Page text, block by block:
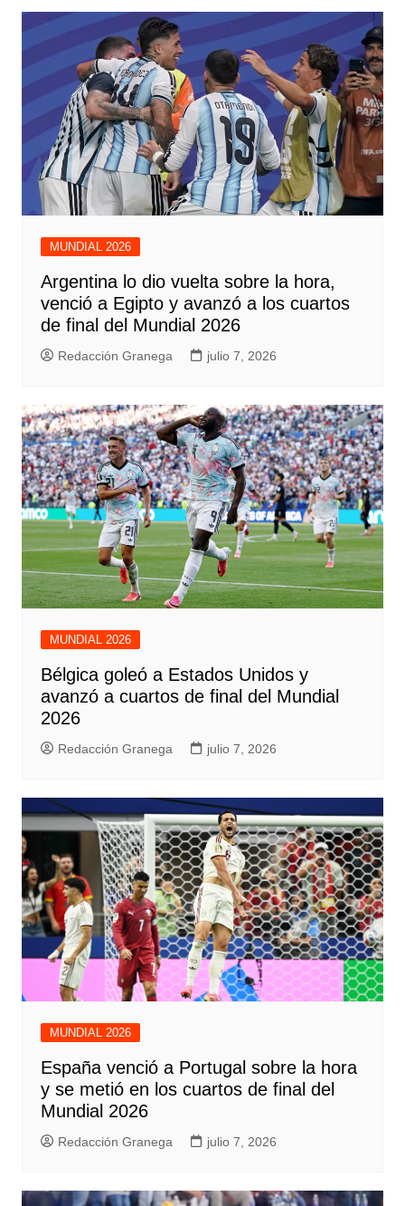
MUNDIAL 2026
Argentina lo dio vuelta sobre la hora,
venció a Egipto y avanzó a los cuartos
de final del Mundial 2026
Redacción Granega julio 7, 2026
MUNDIAL 2026
Bélgica goleó a Estados Unidos y
avanzó a cuartos de final del Mundial
2026
Redacción Granega julio 7, 2026
MUNDIAL 2026
España venció a Portugal sobre la hora
y se metió en los cuartos de final del
Mundial 2026
Redacción Granega julio 7, 2026